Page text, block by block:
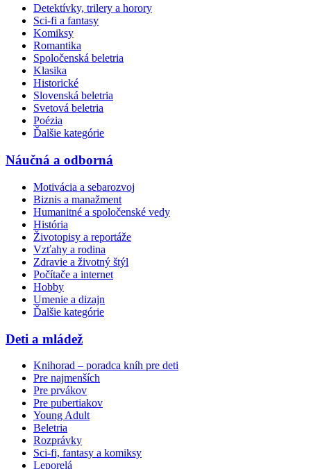
Detektívky, trilery a horory
Sci-fi a fantasy
Komiksy
Romantika
Spoločenská beletria
Klasika
Historické
Slovenská beletria
Svetová beletria
Poézia
Ďalšie kategórie
Náučná a odborná
Motivácia a sebarozvoj
Biznis a manažment
Humanitné a spoločenské vedy
História
Životopisy a reportáže
Vzťahy a rodina
Zdravie a životný štýl
Počítače a internet
Hobby
Umenie a dizajn
Ďalšie kategórie
Deti a mládež
Knihorad – poradca kníh pre deti
Pre najmenších
Pre prvákov
Pre pubertiakov
Young Adult
Beletria
Rozprávky
Sci-fi, fantasy a komiksy
Leporelá